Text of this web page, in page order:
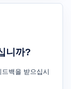
니까?
백을 받으십시